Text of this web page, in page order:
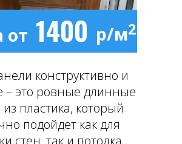
конструктивно и
это ровные длинные
из пластика, который
подойдет как для
стен, так и потолка.
от р/м2
1400